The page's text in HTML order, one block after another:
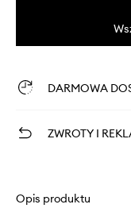
DARMOWA
ZWROTY I
Opis produktu